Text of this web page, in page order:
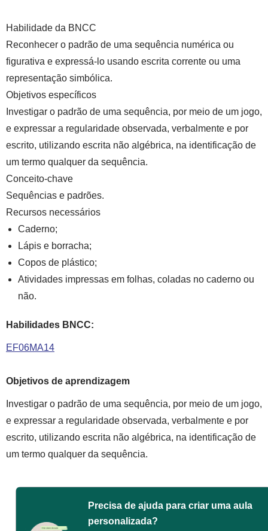
Habilidade da BNCC
Reconhecer o padrão de uma sequência numérica ou
figurativa e expressá-lo usando escrita corrente ou uma
representação simbólica.
Objetivos específicos
Investigar o padrão de uma sequência, por meio de um jogo,
e expressar a regularidade observada, verbalmente e por
escrito, utilizando escrita não algébrica, na identificação de
um termo qualquer da sequência.
Conceito-chave
Sequências e padrões.
Recursos necessários
Caderno;
Lápis e borracha;
Copos de plástico;
Atividades impressas em folhas, coladas no caderno ou
não.
Habilidades BNCC:
EF06MA14
Objetivos de aprendizagem
Investigar o padrão de uma sequência, por meio de um jogo,
e expressar a regularidade observada, verbalmente e por
escrito, utilizando escrita não algébrica, na identificação de
um termo qualquer da sequência.
Precisa de ajuda para criar uma aula
personalizada?